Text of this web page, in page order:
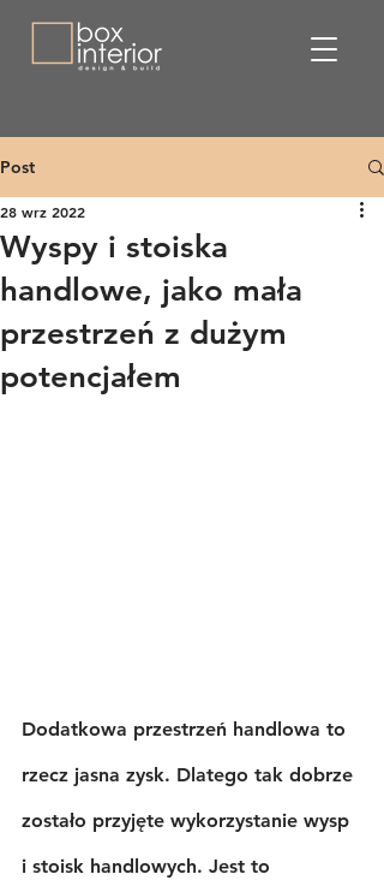
Post
Wyspy i stoiska
handlowe, jako mała
przestrzeń z dużym
potencjałem
28 wrz 2022
Dodatkowa przestrzeń handlowa to
rzecz jasna zysk. Dlatego tak dobrze
zostało przyjęte wykorzystanie wysp
i stoisk handlowych. Jest to